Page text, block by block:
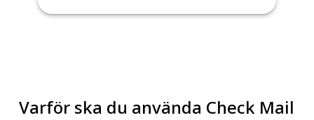
Varför ska du använda Check Mail